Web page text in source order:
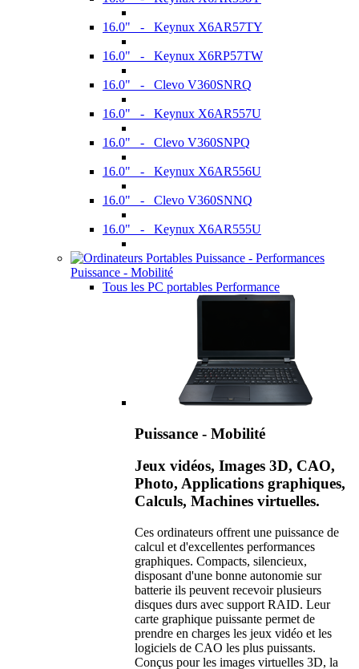
16.0" - Keynux X6AR57TY
16.0" - Keynux X6RP57TW
16.0" - Clevo V360SNRQ
16.0" - Keynux X6AR557U
16.0" - Clevo V360SNPQ
16.0" - Keynux X6AR556U
16.0" - Clevo V360SNNQ
16.0" - Keynux X6AR555U
Puissance - Mobilité
Tous les PC portables Performance
Puissance - Mobilité
Jeux vidéos, Images 3D, CAO,
Photo, Applications graphiques,
Calculs, Machines virtuelles.
Ces ordinateurs offrent une puissance de
calcul et d'excellentes performances
graphiques. Compacts, silencieux,
disposant d'une bonne autonomie sur
batterie ils peuvent recevoir plusieurs
disques durs avec support RAID. Leur
carte graphique puissante permet de
prendre en charges les jeux vidéo et les
logiciels de CAO les plus puissants.
Conçus pour les images virtuelles 3D, la